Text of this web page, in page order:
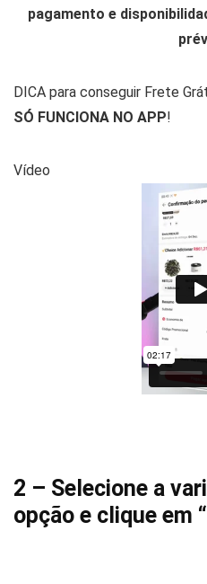
pagamento e
DICA para conseguir Frete
SÓ FUNCIONA NO APP!
Vídeo
2 – Selecione a
opção e clique em